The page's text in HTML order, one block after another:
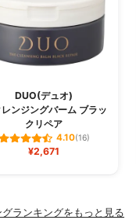
DUO(デュオ)
ンジングバーム ブラッ
クリペア
4.10(16)
¥2,671
ランキングをもっと見る